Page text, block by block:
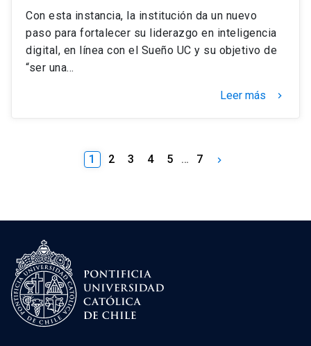
Con esta instancia, la institución da un nuevo
paso para fortalecer su liderazgo en inteligencia
digital, en línea con el Sueño UC y su objetivo de
“ser una…
Leer más keyboard_arrow_right
1 2 3 4 5 … 7 keyboard_arrow_right